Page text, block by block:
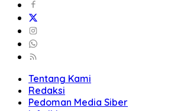
Tentang Kami
Redaksi
Pedoman Media Siber